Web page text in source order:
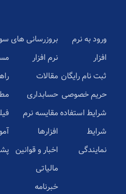
ورود به نرم
افزار
ثبت نام رایگان
حریم خصوصی
شرایط استفاده
شرایط
نمایندگی
بروزرسانی های
نرم افزار
مقالات
حسابداری
مقایسه نرم
افزارها
اخبار و قوانین
مالیاتی
خبرنامه